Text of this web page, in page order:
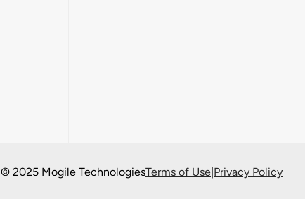
© 2025 Mogile TechnologiesTerms of Use|Privacy Policy